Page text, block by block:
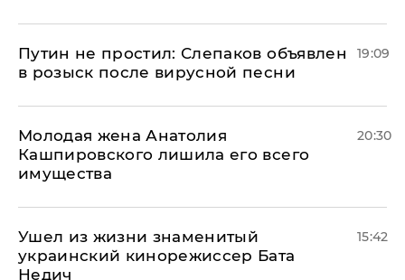
Путин не простил: Слепаков объявлен
в розыск после вирусной песни
19:09
Молодая жена Анатолия
Кашпировского лишила его всего
имущества
20:30
Ушел из жизни знаменитый
украинский кинорежиссер Бата
Недич
15:42